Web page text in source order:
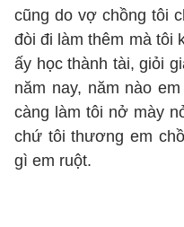
cũng do vợ chồng tôi
đòi đi làm thêm mà tôi
ấy học thành tài, giỏi
năm nay, năm nào
càng làm tôi nở mày
chứ tôi thương em
gì em ruột.